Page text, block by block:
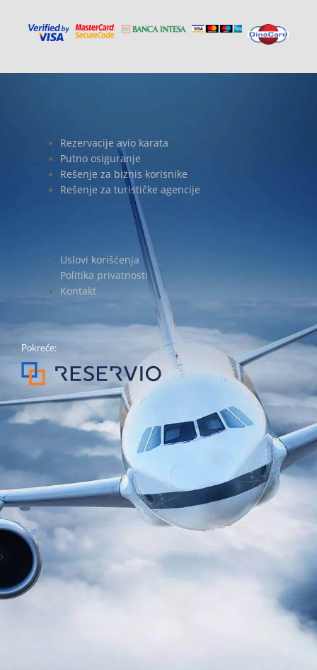
Rezervacije avio karata
Putno osiguranje
Rešenje za biznis korisnike
Rešenje za turističke agencije
Uslovi korišćenja
Politika privatnosti
Kontakt
Pokreće: